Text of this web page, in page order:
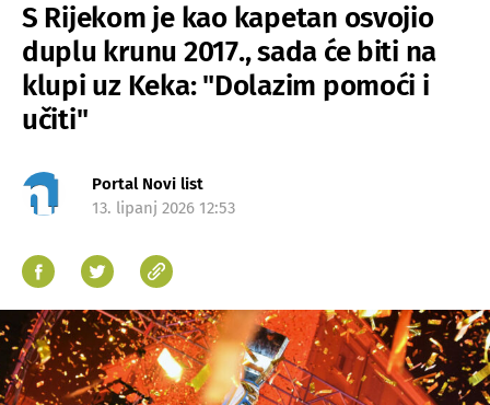
S Rijekom je kao kapetan osvojio
duplu krunu 2017., sada će biti na
klupi uz Keka: "Dolazim pomoći i
učiti"
Portal Novi list
13. lipanj 2026 12:53